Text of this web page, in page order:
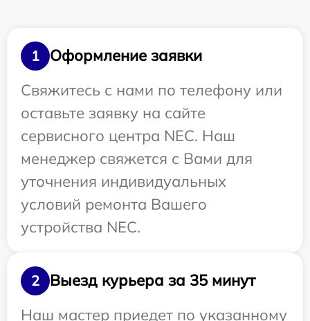
1
Оформление заявки
Свяжитесь с нами по телефону или
оставьте заявку на сайте
сервисного центра NEC. Наш
менеджер свяжется с Вами для
уточнения индивидуальных
условий ремонта Вашего
устройства NEC.
2
Выезд курьера за 35 минут
Наш мастер приедет по указанному